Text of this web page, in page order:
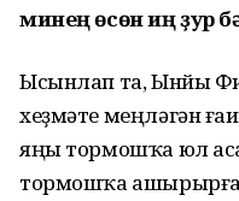
минең өсөн иң ҙур
Ысынлап та, Ынйы
хеҙмәте меңләгән
яңы тормошҡа юл
тормошҡа ашырырға